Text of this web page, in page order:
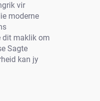
vir
moderne
dit maklik om
Sagte
kan jy